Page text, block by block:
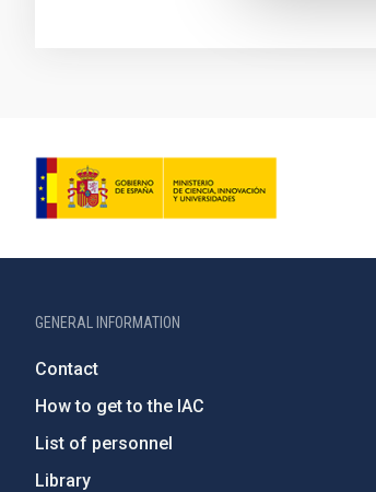
GENERAL INFORMATION
Contact
How to get to the IAC
List of personnel
Library